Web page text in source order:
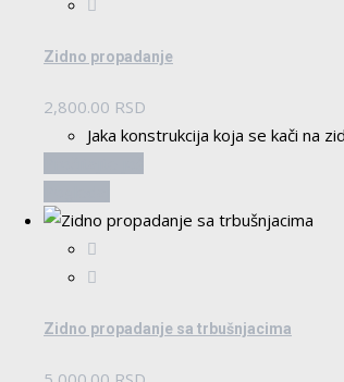
Zidno propadanje
2,800.00 RSD
Jaka konstrukcija koja se kači na
Zidno propadanje sa trbušnjacima